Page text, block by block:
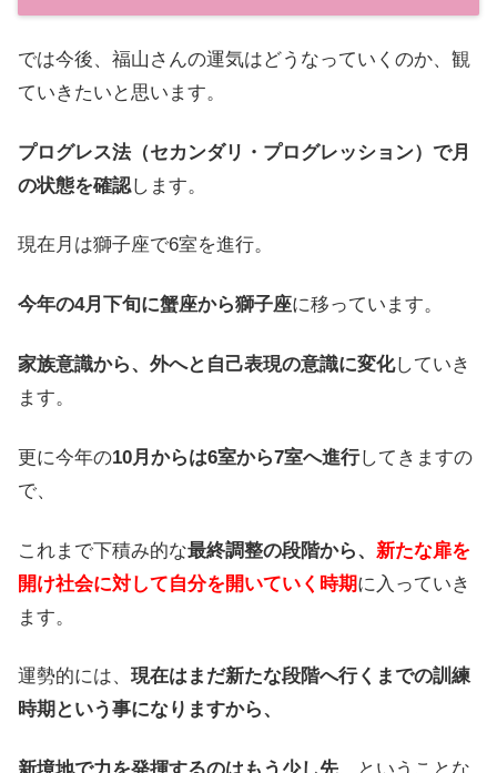
では今後、福山さんの運気はどうなっていくのか、観
ていきたいと思います。
プログレス法（セカンダリ・プログレッション）で月
の状態を確認します。
現在月は獅子座で6室を進行。
今年の4月下旬に蟹座から獅子座に移っています。
家族意識から、外へと自己表現の意識に変化していき
ます。
更に今年の10月からは6室から7室へ進行してきますの
で、
これまで下積み的な最終調整の段階から、 新たな扉を
開け社会に対して自分を開いていく時期に入っていき
ます。
運勢的には、 現在はまだ新たな段階へ行くまでの訓練
時期という事になりますから、